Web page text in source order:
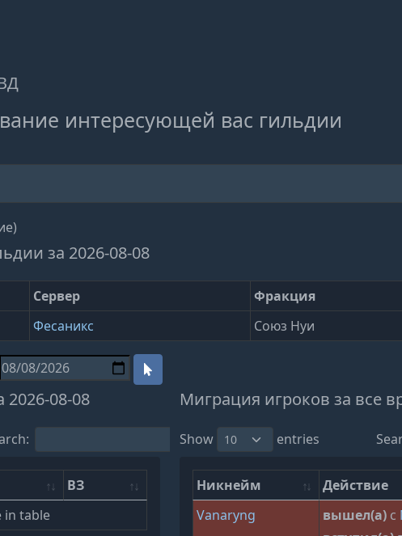
интересующей вас гильдии
за 2026-08-08
Сервер Фракция
Фесаникс Союз Нуи
08-08
ВЗ
in table
Миграция игроков за все
Show entries
Никнейм Действие
Vanaryng
вышел(а) с